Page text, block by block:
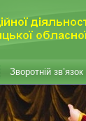
Зворотній зв’язок